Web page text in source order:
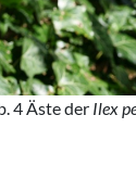
4 Äste der Ilex